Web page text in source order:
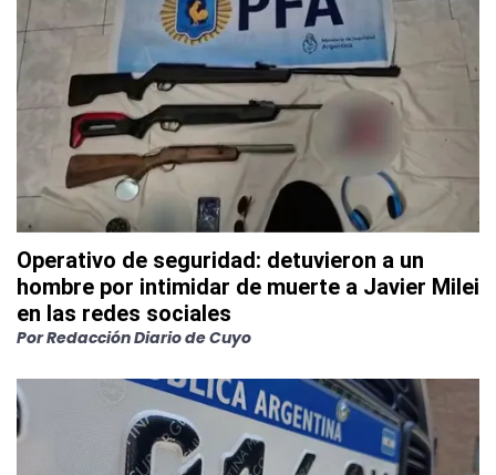
Operativo de seguridad: detuvieron a un
hombre por intimidar de muerte a Javier Milei
en las redes sociales
PorRedacción Diario de Cuyo